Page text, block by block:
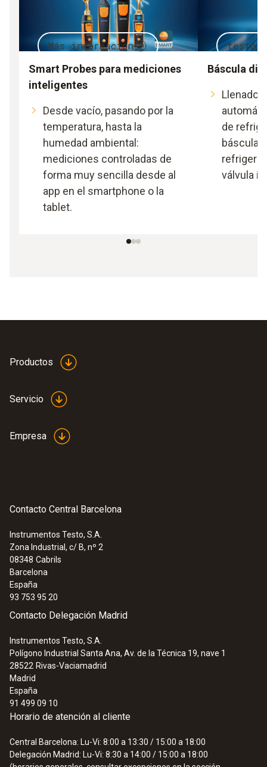
Más información
Smart Probes para mediciones
inteligentes
Desde vacío, pasando por la
temperatura, hasta la
humedad ambiental:
mediciones controladas de
forma muy sencilla desde al
app en el smartphone o la
tablet.
testo
Báscula
Llenado
de
báscula
válvula
Productos
Servicio
Empresa
Contacto Central Barcelona
Instrumentos Testo, S.A.
Zona Industrial, c/ B, nº 2
08348 Cabrils
Barcelona
España
93 753 95 20
Contacto Delegación Madrid
Instrumentos Testo, S.A.
Polígono Industrial Santa Ana, Av. de la Técnica 19, nave 1
28522 Rivas-Vaciamadrid
Madrid
España
91 499 09 10
Horario de atención al cliente
Central Barcelona: Lu-Vi: 8:00 a 13:30 / 15:00 a 18:00
Delegación Madrid: Lu-Vi: 8:30 a 14:00 / 15:00 a 18:00